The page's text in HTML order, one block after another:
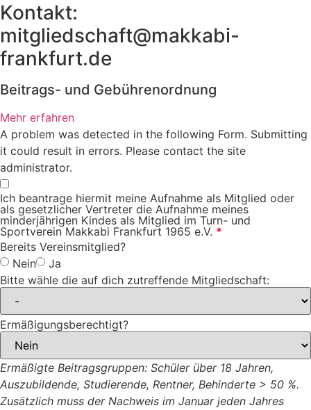
Kontakt:
mitgliedschaft@makkabi-
frankfurt.de
Beitrags- und Gebührenordnung
Mehr erfahren
A problem was detected in the following Form. Submitting
it could result in errors. Please contact the site
administrator.
Ich beantrage hiermit meine Aufnahme als Mitglied oder
als gesetzlicher Vertreter die Aufnahme meines
minderjährigen Kindes als Mitglied im Turn- und
Sportverein Makkabi Frankfurt 1965 e.V. *
Bereits Vereinsmitglied?
Nein
Ja
Bitte wähle die auf dich zutreffende Mitgliedschaft:
Ermäßigungsberechtigt?
Ermäßigte Beitragsgruppen: Schüler über 18 Jahren,
Auszubildende, Studierende, Rentner, Behinderte > 50 %.
Zusätzlich muss der Nachweis im Januar jeden Jahres